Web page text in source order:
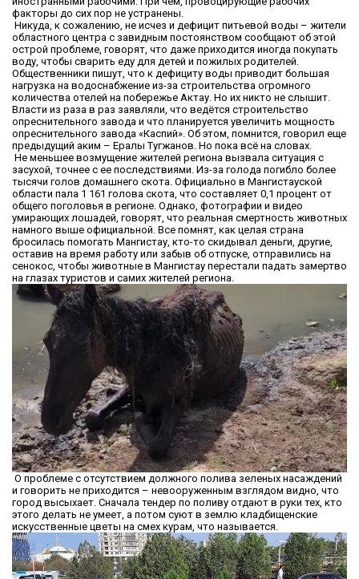
факторы до сих пор не устранены.
Никуда, к сожалению, не исчез и дефицит питьевой воды – жители
областного центра с завидным постоянством сообщают об этой
острой проблеме, говорят, что даже приходится иногда покупать
воду, чтобы сварить еду для детей и пожилых родителей.
Общественники пишут, что к дефициту воды приводит большая
нагрузка на водоснабжение из-за строительства огромного
количества отелей на побережье Актау. Но их никто не слышит.
Власти из раза в раз заявляли, что ведётся строительство
опреснительного завода и что планируется увеличить мощность
опреснительного завода «Каспий». Об этом, помнится, говорил еще
предыдущий аким – Ералы Тугжанов. Но пока всё на словах.
Не меньшее возмущение жителей региона вызвала ситуация с
засухой, точнее с ее последствиями. Из-за голода погибло более
тысячи голов домашнего скота. Официально в Мангистауской
области пала 1 161 голова скота, что составляет 0,1 процент от
общего поголовья в регионе. Однако, фотографии и видео
умирающих лошадей, говорят, что реальная смертность животных
намного выше официальной. Все помнят, как целая страна
бросилась помогать Мангистау, кто-то скидывал деньги, другие,
оставив на время работу или забыв об отпуске, отправились на
сенокос, чтобы животные в Мангистау перестали падать замертво
на глазах туристов и самих жителей региона.
О проблеме с отсутствием должного полива зеленых насаждений
и говорить не приходится – невооруженным взглядом видно, что
город высыхает. Сначала тендер по поливу отдают в руки тех, кто
этого делать не умеет, а потом суют в землю кладбищенские
искусственные цветы на смех курам, что называется.